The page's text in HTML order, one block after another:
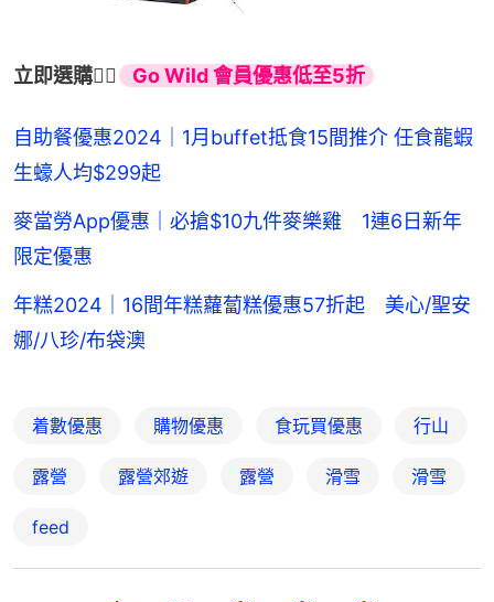
立即選購👉🏻 Go Wild 會員優惠低至5折
自助餐優惠2024｜1月buffet抵食15間推介 任食龍蝦
生蠔人均$299起
麥當勞App優惠｜必搶$10九件麥樂雞 1連6日新年
限定優惠
年糕2024｜16間年糕蘿蔔糕優惠57折起 美心/聖安
娜/八珍/布袋澳
着數優惠 購物優惠 食玩買優惠 行山
露營 露營郊遊 露營 滑雪 滑雪
feed